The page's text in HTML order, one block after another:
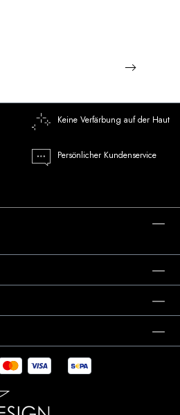
Keine Verfärbung auf der Haut
Persönlicher Kundenservice